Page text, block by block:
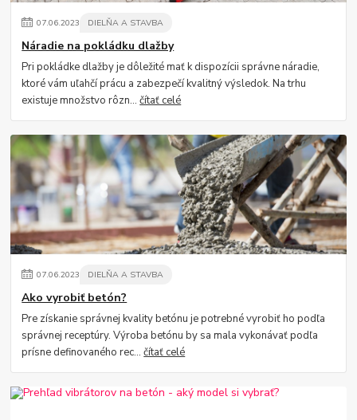
07.06.2023 DIELŇA A STAVBA
Náradie na pokládku dlažby
Pri pokládke dlažby je dôležité mať k dispozícii správne náradie,
ktoré vám uľahčí prácu a zabezpečí kvalitný výsledok. Na trhu
existuje množstvo rôzn...čítať celé
07.06.2023 DIELŇA A STAVBA
Ako vyrobiť betón?
Pre získanie správnej kvality betónu je potrebné vyrobiť ho podľa
správnej receptúry. Výroba betónu by sa mala vykonávať podľa
prísne definovaného rec...čítať celé